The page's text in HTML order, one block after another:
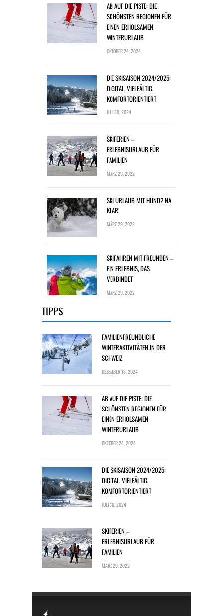
AB AUF DIE PISTE: DIE
SCHÖNSTEN REGIONEN FÜR
EINEN ERHOLSAMEN
WINTERURLAUB
OKTOBER 24, 2024
DIE SKISAISON 2024/2025:
DIGITAL, VIELFÄLTIG,
KOMFORTORIENTIERT
JULI 30, 2024
SKIFERIEN –
ERLEBNISURLAUB FÜR
FAMILIEN
MÄRZ 29, 2022
SKI URLAUB MIT HUND? NA
KLAR!
MÄRZ 29, 2022
SKIFAHREN MIT FREUNDEN –
EIN ERLEBNIS, DAS
VERBINDET
MÄRZ 29, 2022
TIPPS
FAMILIENFREUNDLICHE
WINTERAKTIVITÄTEN IN DER
SCHWEIZ
DEZEMBER 18, 2024
AB AUF DIE PISTE: DIE
SCHÖNSTEN REGIONEN FÜR
EINEN ERHOLSAMEN
WINTERURLAUB
OKTOBER 24, 2024
DIE SKISAISON 2024/2025:
DIGITAL, VIELFÄLTIG,
KOMFORTORIENTIERT
JULI 30, 2024
SKIFERIEN –
ERLEBNISURLAUB FÜR
FAMILIEN
MÄRZ 29, 2022